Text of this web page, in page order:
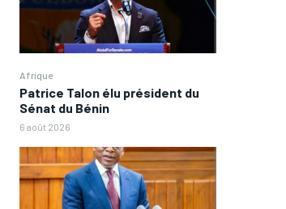
Afrique
Patrice Talon élu président du
Sénat du Bénin
6 août 2026